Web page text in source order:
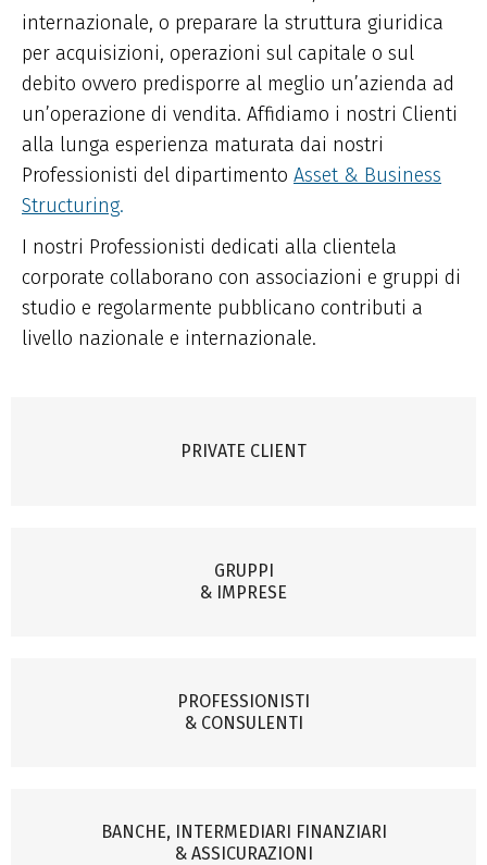
internazionale, o preparare la struttura giuridica
per acquisizioni, operazioni sul capitale o sul
debito ovvero predisporre al meglio un’azienda ad
un’operazione di vendita. Affidiamo i nostri Clienti
alla lunga esperienza maturata dai nostri
Professionisti del dipartimento Asset & Business
Structuring.
I nostri Professionisti dedicati alla clientela
corporate collaborano con associazioni e gruppi di
studio e regolarmente pubblicano contributi a
livello nazionale e internazionale.
PRIVATE CLIENT
GRUPPI
& IMPRESE
PROFESSIONISTI
& CONSULENTI
BANCHE, INTERMEDIARI FINANZIARI
& ASSICURAZIONI